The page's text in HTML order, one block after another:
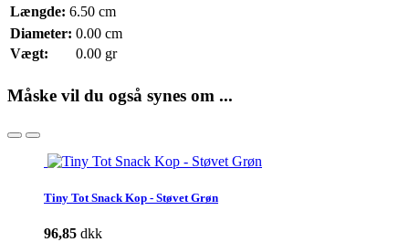
Længde: 6.50 cm
Diameter: 0.00 cm
Vægt:
0.00 gr
Måske vil du også synes om ...
Tiny Tot Snack Kop - Støvet Grøn
96,85 dkk